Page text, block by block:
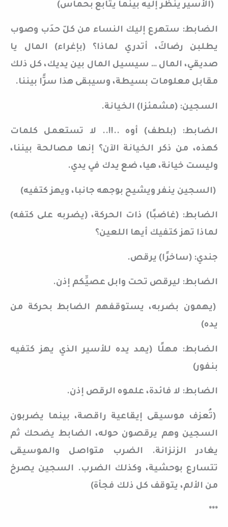
(الأسير ينظر إليه بينما يتابع بحماس)
الضابط: ستهرع إليك النساء من كلّ حدَب وصوب
يطلبن رضاكَ، أتدري لماذا؟ (بإغراء) المال يا
صديقي، المال … سيسيل المال بين يديك، كل ذلك
مقابل معلومات بسيطة، وسيبقى هذا سرًّا بيننا.
السجين: (مشمئزا) الخيانة.
الضابط: (بلطف) أوه ..!!.. لا تستعمل كلمات
كهذه، من ذكر الخيانة الآن؟ إنها مصالحة بيننا،
وليست خيانة، هيا، ضع يدك في يدي.
(السجين ينفر ويشيح بوجهه جانبا، ويهز كتفيه)
الضابط: (غاضبًا) ذات الحركة، (يضربه على كتفه)
لماذا تهز كتفيك أيها اللعين؟
جندي: (ساخرًا) يرقص.
الضابط: ليرقص تحت وابل عصيِّكم إذن.
(يهمون بضربه، يستوقفهم الضابط بحركة من
يده)
الضابط: مهلًا (يمد يده للأسير الذي يهز كتفيه
بنفور)
الضابط: لا فائدة، علموه الرقص إذن.
(تُعزف موسيقى إيقاعية راقصة، بينما يضربون
السجين وهم يرقصون حوله، الضابط يضحك ثم
يغادر الزنزانة. الضرب متواصل والموسيقى
تتسارع بوحشية، وكذلك الضرب. السجين يصرخ
من الألم، يتوقف كل ذلك فجأة)
***